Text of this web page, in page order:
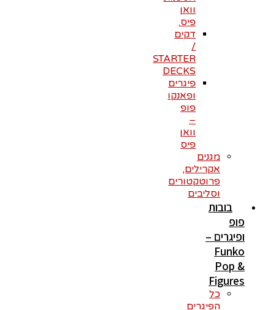
וואן
פיס.
דקים
/
STARTER
DECKS
פיגרים
ופאנקו
פופ
–
וואן
פיס
מגנים
אקרילים,
פרוטקטורים
וסליבים
בובות
פופ
ופיגרים –
Funko
Pop &
Figures
כל
הפיגרים